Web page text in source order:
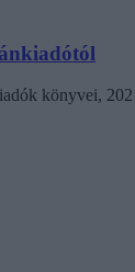
könyvei,